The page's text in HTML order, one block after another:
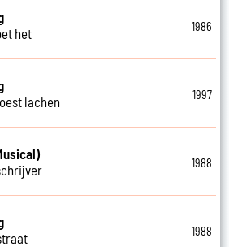
het
1986
lachen
1997
1988
1988